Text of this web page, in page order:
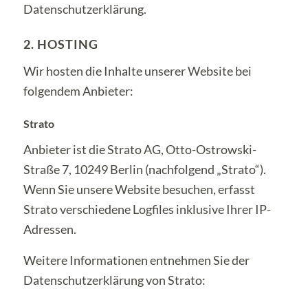
Datenschutzerklärung.
2. HOSTING
Wir hosten die Inhalte unserer Website bei
folgendem Anbieter:
Strato
Anbieter ist die Strato AG, Otto-Ostrowski-
Straße 7, 10249 Berlin (nachfolgend „Strato“).
Wenn Sie unsere Website besuchen, erfasst
Strato verschiedene Logfiles inklusive Ihrer IP-
Adressen.
Weitere Informationen entnehmen Sie der
Datenschutzerklärung von Strato: